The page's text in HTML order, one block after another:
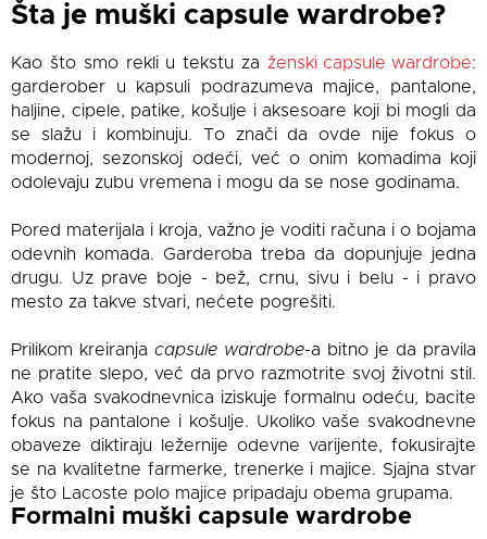
Šta je muški capsule wardrobe?
Kao što smo rekli u tekstu za ženski capsule wardrobe:
garderober u kapsuli podrazumeva majice, pantalone,
haljine, cipele, patike, košulje i aksesoare koji bi mogli da
se slažu i kombinuju. To znači da ovde nije fokus o
modernoj, sezonskoj odeći, već o onim komadima koji
odolevaju zubu vremena i mogu da se nose godinama.
Pored materijala i kroja, važno je voditi računa i o bojama
odevnih komada. Garderoba treba da dopunjuje jedna
drugu. Uz prave boje - bež, crnu, sivu i belu - i pravo
mesto za takve stvari, nećete pogrešiti.
Prilikom kreiranja capsule wardrobe-a bitno je da pravila
ne pratite slepo, već da prvo razmotrite svoj životni stil.
Ako vaša svakodnevnica iziskuje formalnu odeću, bacite
fokus na pantalone i košulje. Ukoliko vaše svakodnevne
obaveze diktiraju ležernije odevne varijente, fokusirajte
se na kvalitetne farmerke, trenerke i majice. Sjajna stvar
je što Lacoste polo majice pripadaju obema grupama.
Formalni muški capsule wardrobe